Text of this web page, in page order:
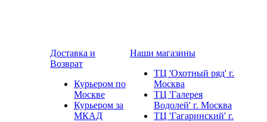
Доставка и
Возврат
Курьером по
Москве
Курьером за
МКАД
Наши магазины
ТЦ 'Охотный ряд' г.
Москва
ТЦ 'Галерея
Водолей' г. Москва
ТЦ 'Гагаринский' г.